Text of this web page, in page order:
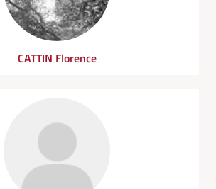
CATTIN Florence